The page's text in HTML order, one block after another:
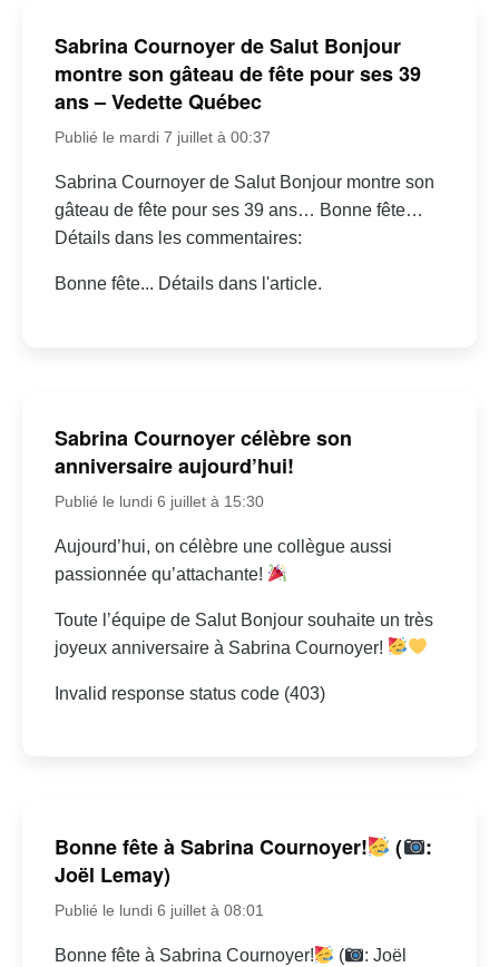
Sabrina Cournoyer de Salut Bonjour
montre son gâteau de fête pour ses 39
ans – Vedette Québec
Publié le mardi 7 juillet à 00:37
Sabrina Cournoyer de Salut Bonjour montre son
gâteau de fête pour ses 39 ans… Bonne fête…
Détails dans les commentaires:
Bonne fête... Détails dans l'article.
Sabrina Cournoyer célèbre son
anniversaire aujourd’hui!
Publié le lundi 6 juillet à 15:30
Aujourd’hui, on célèbre une collègue aussi
passionnée qu’attachante!
Toute l’équipe de Salut Bonjour souhaite un très
joyeux anniversaire à Sabrina Cournoyer!
Invalid response status code (403)
Bonne fête à Sabrina Cournoyer! (
:
Joël Lemay)
Publié le lundi 6 juillet à 08:01
Bonne fête à Sabrina Cournoyer! (
: Joël